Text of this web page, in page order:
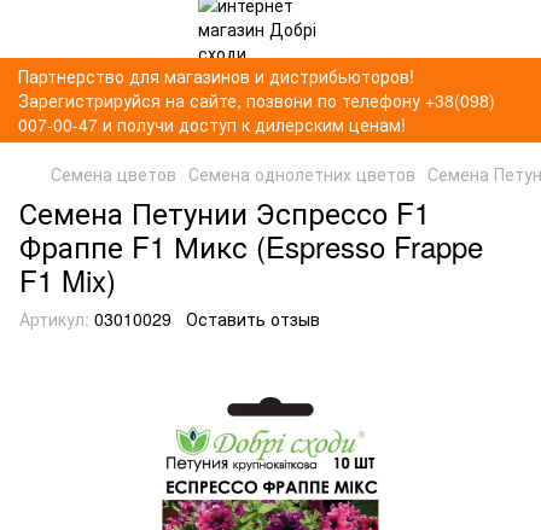
Партнерство для магазинов и дистрибьюторов!
Зарегистрируйся на сайте, позвони по телефону +38(098)
007-00-47 и получи доступ к дилерским ценам!
Семена цветов Семена однолетних цветов Семена
Семена Петунии Эспрессо F1
Фраппе F1 Микс (Espresso Frappe
F1 Mix)
Артикул: 03010029 Оставить отзыв